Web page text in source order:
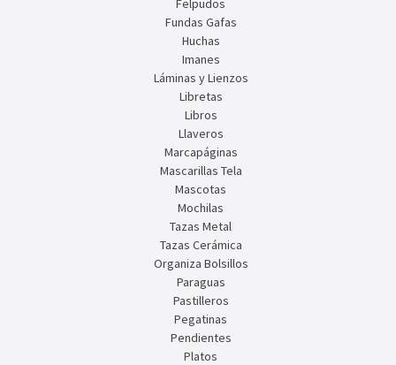
Felpudos
Fundas Gafas
Huchas
Imanes
Láminas y Lienzos
Libretas
Libros
Llaveros
Marcapáginas
Mascarillas Tela
Mascotas
Mochilas
Tazas Metal
Tazas Cerámica
Organiza Bolsillos
Paraguas
Pastilleros
Pegatinas
Pendientes
Platos